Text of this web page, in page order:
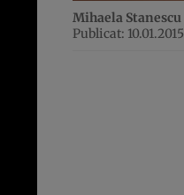
Mihaela Stanescu
Publicat: 10.01.2015